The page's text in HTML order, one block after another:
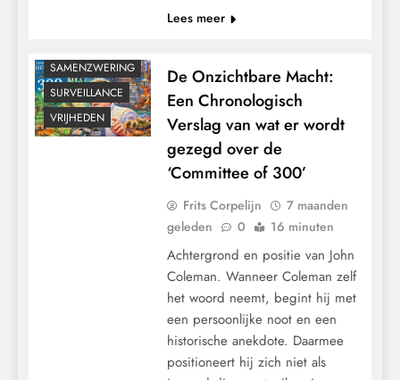
Lees meer
SAMENZWERING
SURVEILLANCE
VRIJHEDEN
De Onzichtbare Macht:
Een Chronologisch
Verslag van wat er wordt
gezegd over de
‘Committee of 300’
Frits Corpelijn
7 maanden
geleden
0 16 minuten
Achtergrond en positie van John
Coleman. Wanneer Coleman zelf
het woord neemt, begint hij met
een persoonlijke noot en een
historische anekdote. Daarmee
positioneert hij zich niet als